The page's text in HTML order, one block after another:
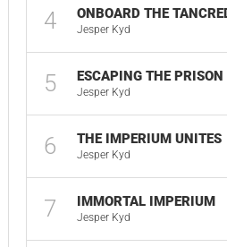
4 ONBOARD THE
Jesper Kyd
5 ESCAPING THE
Jesper Kyd
6 THE IMPERIUM UNITES
Jesper Kyd
7 IMMORTAL IMPERIUM
Jesper Kyd